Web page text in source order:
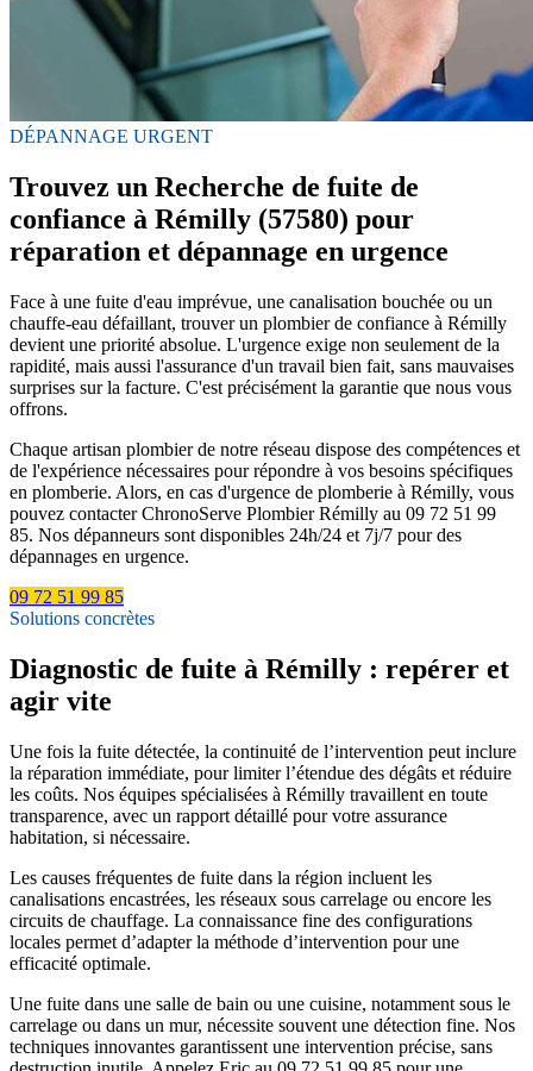
DÉPANNAGE URGENT
Trouvez un Recherche de fuite de
confiance à Rémilly (57580) pour
réparation et dépannage en urgence
Face à une fuite d'eau imprévue, une canalisation bouchée ou un
chauffe-eau défaillant, trouver un plombier de confiance à Rémilly
devient une priorité absolue. L'urgence exige non seulement de la
rapidité, mais aussi l'assurance d'un travail bien fait, sans mauvaises
surprises sur la facture. C'est précisément la garantie que nous vous
offrons.
Chaque artisan plombier de notre réseau dispose des compétences et
de l'expérience nécessaires pour répondre à vos besoins spécifiques
en plomberie. Alors, en cas d'urgence de plomberie à Rémilly, vous
pouvez contacter ChronoServe Plombier Rémilly au 09 72 51 99
85. Nos dépanneurs sont disponibles 24h/24 et 7j/7 pour des
dépannages en urgence.
09 72 51 99 85
Solutions concrètes
Diagnostic de fuite à Rémilly : repérer et
agir vite
Une fois la fuite détectée, la continuité de l’intervention peut inclure
la réparation immédiate, pour limiter l’étendue des dégâts et réduire
les coûts. Nos équipes spécialisées à Rémilly travaillent en toute
transparence, avec un rapport détaillé pour votre assurance
habitation, si nécessaire.
Les causes fréquentes de fuite dans la région incluent les
canalisations encastrées, les réseaux sous carrelage ou encore les
circuits de chauffage. La connaissance fine des configurations
locales permet d’adapter la méthode d’intervention pour une
efficacité optimale.
Une fuite dans une salle de bain ou une cuisine, notamment sous le
carrelage ou dans un mur, nécessite souvent une détection fine. Nos
techniques innovantes garantissent une intervention précise, sans